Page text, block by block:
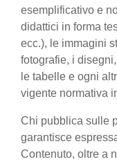
esemplificativo e
didattici in forma
ecc.), le immagini
fotografie, i
le tabelle e ogni
vigente normativa
Chi pubblica sulle
garantisce
Contenuto, oltre a